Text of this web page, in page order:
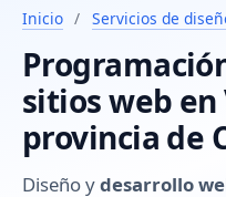
Inicio / Servicios de
sitios web
provincia de
Diseño ydesarrollo